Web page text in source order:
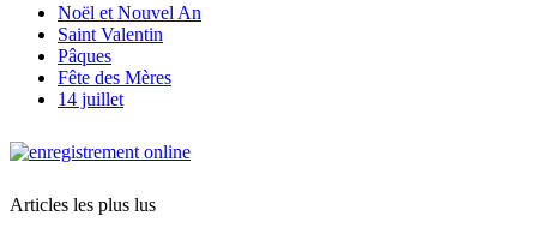
Noël et Nouvel An
Saint Valentin
Pâques
Fête des Mères
14 juillet
Articles les plus lus